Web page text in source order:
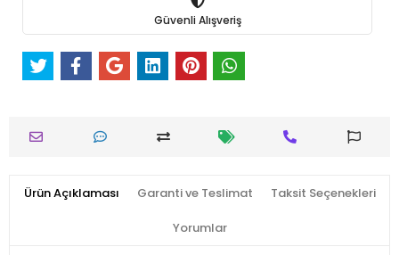
Güvenli Alışveriş
Ürün Açıklaması Garanti ve Teslimat Taksit Seçenekleri
Yorumlar